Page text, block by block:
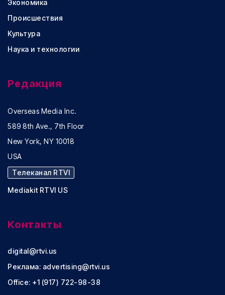
Экономика
Происшествия
Культура
Наука и технологии
Редакция
Overseas Media Inc.
589 8th Ave., 7th Floor
New York, NY 10018
USA
Телеканал RTVI
Mediakit RTVI US
Контакты
digital@rtvi.us
Реклама: advertising@rtvi.us
Office: +1 (917) 722-98-38